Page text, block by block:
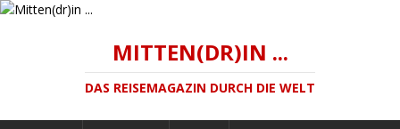
MITTEN(DR)IN ...
DAS REISEMAGAZIN DURCH DIE WELT